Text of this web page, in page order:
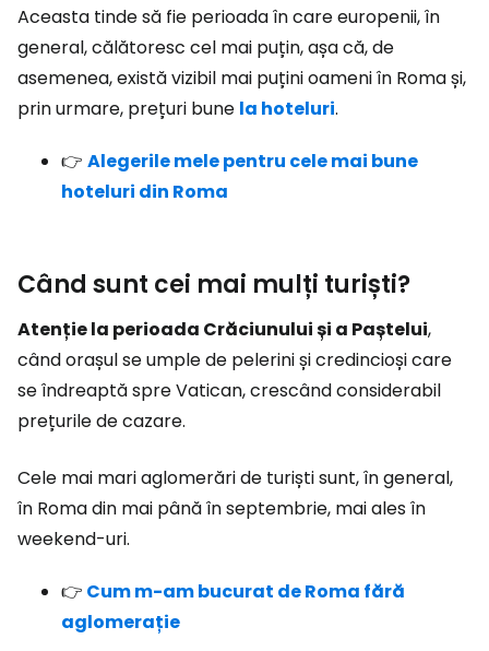
Aceasta tinde să fie perioada în care europenii, în
general, călătoresc cel mai puțin, așa că, de
asemenea, există vizibil mai puțini oameni în Roma și,
prin urmare, prețuri bune la hoteluri.
👉 Alegerile mele pentru cele mai bune
hoteluri din Roma
Când sunt cei mai mulți turiști?
Atenție la perioada Crăciunului și a Paștelui,
când orașul se umple de pelerini și credincioși care
se îndreaptă spre Vatican, crescând considerabil
prețurile de cazare.
Cele mai mari aglomerări de turiști sunt, în general,
în Roma din mai până în septembrie, mai ales în
weekend-uri.
👉 Cum m-am bucurat de Roma fără
aglomerație